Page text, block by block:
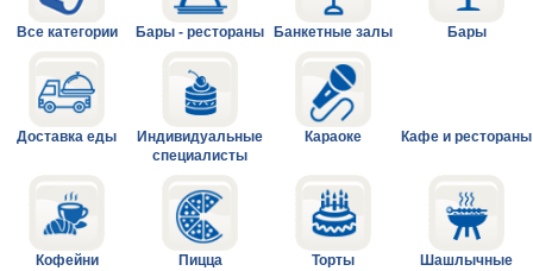
Все категории Бары - рестораны Банкетные залы Бары
Доставка еды
Индивидуальные
специалисты
Караоке Кафе и рестораны
Кофейни Пицца Торты Шашлычные